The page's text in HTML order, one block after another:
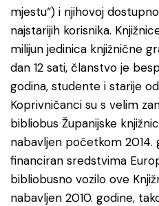
mjestu“) i njihovoj
najstarijih korisnika.
milijun jedinica knjižnične
dan 12 sati, članstvo je
godina, studente i starije
Koprivničanci su s velim
bibliobus Županijske
nabavljen početkom
financiran sredstvima
bibliobusno vozilo ove
nabavljen 2010. godine,